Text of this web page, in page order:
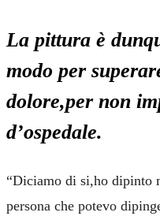
La pittura è
modo per
dolore,per non
d’ospedale.
“Diciamo di si,ho dipinto
persona che potevo